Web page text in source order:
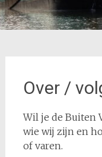
Over /
Wil je de Buiten
wie wij zijn en
of varen.